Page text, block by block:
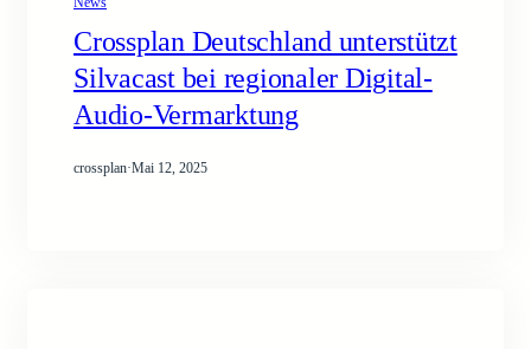
Crossplan Deutschland unterstützt
Silvacast bei regionaler Digital-
Audio-Vermarktung
crossplan·Mai 12, 2025